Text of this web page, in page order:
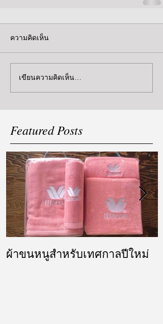
ความคิดเห็น
เขียนความคิดเห็น…
Featured Posts
ผ้าขนหนูสำหรับเทศกาลปีใหม่